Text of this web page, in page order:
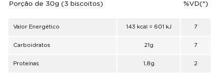
Porção de 30g (3 biscoitos) %VD(*)
Valor Energético 143 kcal = 601 kJ 7
Carboidratos 21g 7
Proteínas 1,8g 2